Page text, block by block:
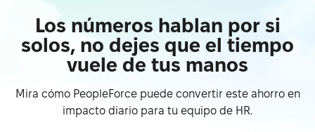
Los números hablan por si
solos, no dejes que el tiempo
vuele de tus manos
Mira cómo PeopleForce puede convertir este ahorro en
impacto diario para tu equipo de HR.